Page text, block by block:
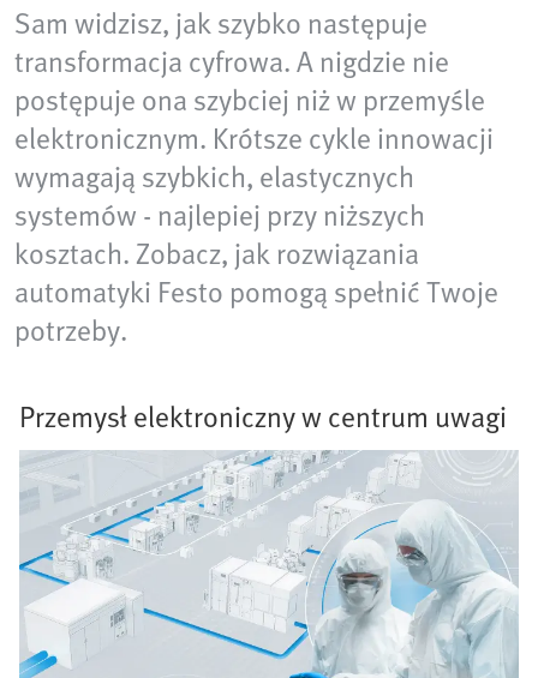
Sam widzisz, jak szybko następuje
transformacja cyfrowa. A nigdzie nie
postępuje ona szybciej niż w przemyśle
elektronicznym. Krótsze cykle innowacji
wymagają szybkich, elastycznych
systemów - najlepiej przy niższych
kosztach. Zobacz, jak rozwiązania
automatyki Festo pomogą spełnić Twoje
potrzeby.
Przemysł elektroniczny w centrum uwagi